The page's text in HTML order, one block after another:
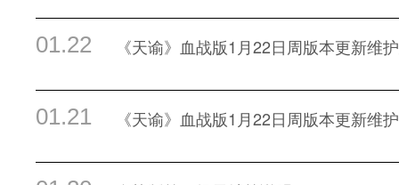
01.22 《天谕》血战版1月22日周版本更新维
01.21 《天谕》血战版1月22日周版本更新维